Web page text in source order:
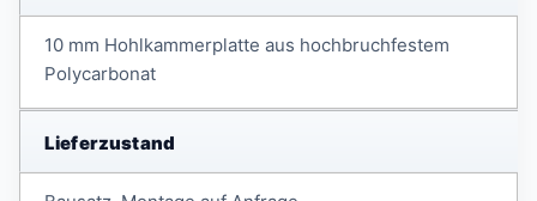
10 mm Hohlkammerplatte aus hochbruchfestem
Polycarbonat
Lieferzustand